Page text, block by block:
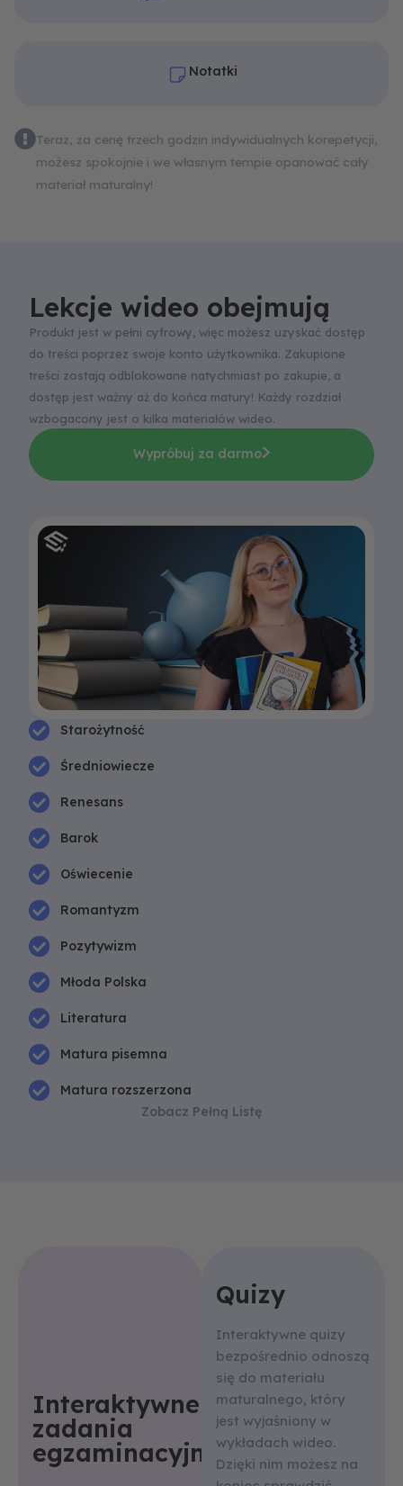
Notatki
Teraz, za cenę trzech godzin indywidualnych korepetycji,
możesz spokojnie i we własnym tempie opanować cały
materiał maturalny!
Lekcje wideo obejmują
Produkt jest w pełni cyfrowy, więc możesz uzyskać dostęp
do treści poprzez swoje konto użytkownika. Zakupione
treści zostają odblokowane natychmiast po zakupie, a
dostęp jest ważny aż do końca matury! Każdy rozdział
wzbogacony jest o kilka materiałów wideo.
Wypróbuj za darmo
Starożytność
Średniowiecze
Renesans
Barok
Oświecenie
Romantyzm
Pozytywizm
Młoda Polska
Literatura
Matura pisemna
Matura rozszerzona
Zobacz Pełną Listę
Interaktywne
zadania
egzaminacyjne
Quizy
Interaktywne quizy
bezpośrednio odnoszą
się do materiału
maturalnego, który
jest wyjaśniony w
wykładach wideo.
Dzięki nim możesz na